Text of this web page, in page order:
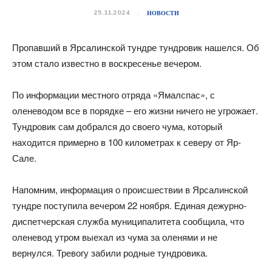
25.11.2024 НОВОСТИ
Пропавший в Ярсалинской тундре тундровик нашелся. Об
этом стало известно в воскресенье вечером.
По информации местного отряда «Ямалспас», с
оленеводом все в порядке – его жизни ничего не угрожает.
Тундровик сам добрался до своего чума, который
находится примерно в 100 километрах к северу от Яр-
Сале.
Напомним, информация о происшествии в Ярсалинской
тундре поступила вечером 22 ноября. Единая дежурно-
диспетчерская служба муниципалитета сообщила, что
оленевод утром выехал из чума за оленями и не
вернулся. Тревогу забили родные тундровика.